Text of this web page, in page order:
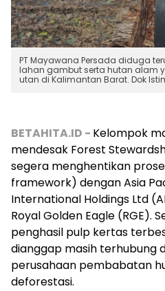
PT Mayawana Persada diduga
lahan gambut serta hutan alam
utan di Kalimantan Barat. Dok
BETAHITA.ID - Kelompok
mendesak Forest
segera menghentikan
framework) dengan Asia
International Holdings Ltd
Royal Golden Eagle (RGE).
penghasil pulp kertas
dianggap masih terhubung
perusahaan pembabatan
deforestasi.